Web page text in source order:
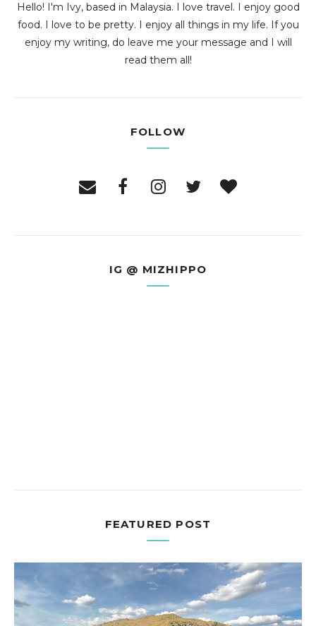
Hello! I'm Ivy, based in Malaysia. I love travel. I enjoy good
food. I love to be pretty. I enjoy all things in my life. If you
enjoy my writing, do leave me your message and I will
read them all!
FOLLOW
IG @ MIZHIPPO
FEATURED POST